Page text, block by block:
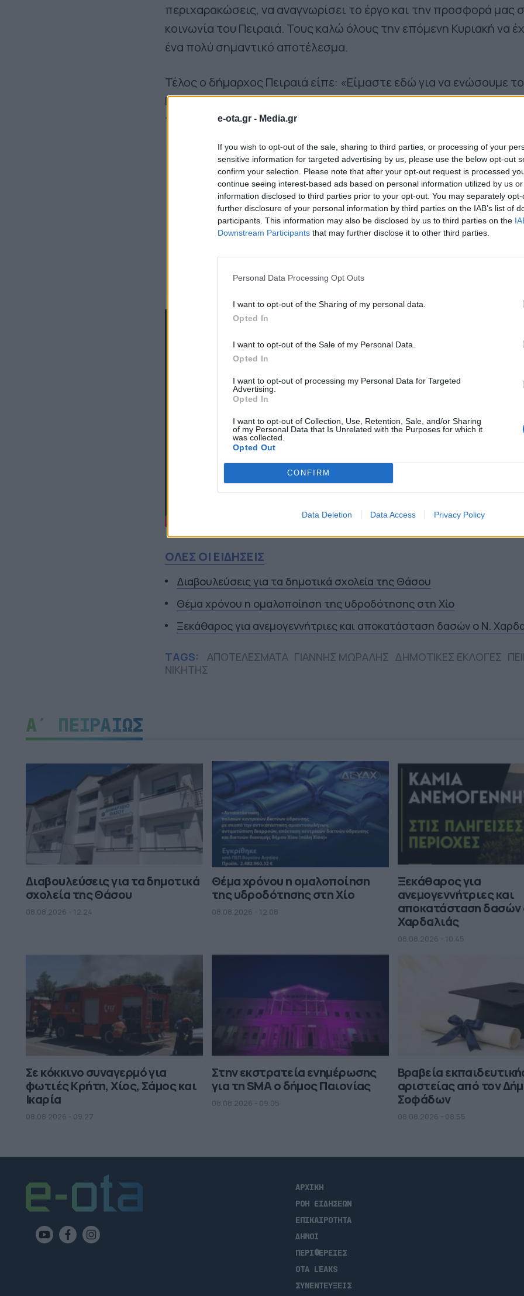
e-ota.gr - Media.gr
If you wish to opt-out of the sale, sharing to third parties, or processing of your
sensitive information for targeted advertising by us, please use the below opt-out
confirm your selection. Please note that after your opt-out request is processed
continue seeing interest-based ads based on personal information utilized by us
information disclosed to third parties prior to your opt-out. You may separately
further disclosure of your personal information by third parties on the IAB’s list of
participants. This information may also be disclosed by us to third parties on the
Downstream Participants that may further disclose it to other third parties.
Personal Data Processing Opt Outs
I want to opt-out of the Sharing of my personal data.
Opted In
I want to opt-out of the Sale of my Personal Data.
Opted In
I want to opt-out of processing my Personal Data for Targeted
Advertising.
Opted In
I want to opt-out of Collection, Use, Retention, Sale, and/or Sharing
of my Personal Data that Is Unrelated with the Purposes for which it
was collected.
Opted Out
CONFIRM
Data Deletion Data Access Privacy Policy
περιχαρακώσεις, να αναγνωρίσει το έργο και την προσφορά μας
κοινωνία του Πειραιά. Τους καλώ όλους την επόμενη Κυριακή να
ένα πολύ σημαντικό αποτέλεσμα.
Τέλος ο δήμαρχος Πειραιά είπε: «Είμαστε εδώ για να ενώσουμε
Πειραιά, ζητάμε την στήριξη της κοινωνίας,θα απευθυνθούμε σε
τους κατοίκους του Πειραιά και όχι σε παρατάξεις.»
ΟΛΕΣ ΟΙ ΕΙΔΗΣΕΙΣ
Διαβουλεύσεις για τα δημοτικά σχολεία της Θάσου
Θέμα χρόνου η ομαλοποίηση της υδροδότησης στη Χίο
Ξεκάθαρος για ανεμογεννήτριες και αποκατάσταση δασών ο Ν.
TAGS: ΑΠΟΤΕΛΕΣΜΑΤΑ ΓΙΑΝΝΗΣ ΜΩΡΑΛΗΣ ΔΗΜΟΤΙΚΕΣ ΕΚΛΟΓΕΣ
ΝΙΚΗΤΗΣ
Α΄ ΠΕΙΡΑΙΩΣ
Διαβουλεύσεις για τα δημοτικά
σχολεία της Θάσου
08.08.2026 - 12.24
Θέμα χρόνου η ομαλοποίηση
της υδροδότησης στη Χίο
08.08.2026 - 12.08
Ξεκάθαρος για
ανεμογεννήτριες και
αποκατάσταση δασών
Χαρδαλιάς
08.08.2026 - 10.45
Σε κόκκινο συναγερμό για
φωτιές Κρήτη, Χίος, Σάμος και
Ικαρία
08.08.2026 - 09.27
Στην εκστρατεία ενημέρωσης
για τη SMA ο δήμος Παιονίας
08.08.2026 - 09.05
Βραβεία
αριστείας από τον
Σοφάδων
08.08.2026 - 08.55
ΑΡΧΙΚΗ
ΡΟΗ ΕΙΔΗΣΕΩΝ
ΕΠΙΚΑΙΡΟΤΗΤΑ
ΔΗΜΟΙ
ΠΕΡΙΦΕΡΕΙΕΣ
OTA LEAKS
ΣΥΝΕΝΤΕΥΞΕΙΣ